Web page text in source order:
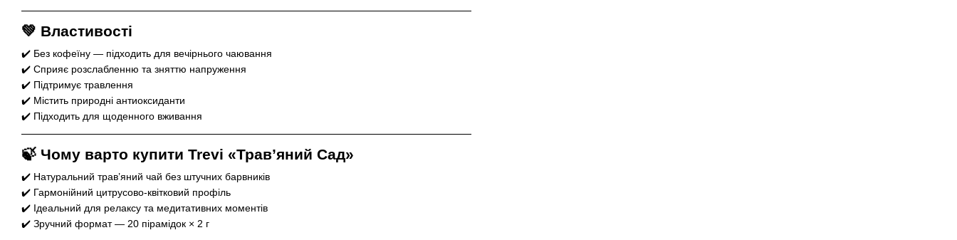
💚 Властивості
✔️ Без кофеїну — підходить для вечірнього чаювання
✔️ Сприяє розслабленню та зняттю напруження
✔️ Підтримує травлення
✔️ Містить природні антиоксиданти
✔️ Підходить для щоденного вживання
🍃 Чому варто купити Trevi «Трав’яний Сад»
✔️ Натуральний трав’яний чай без штучних барвників
✔️ Гармонійний цитрусово-квітковий профіль
✔️ Ідеальний для релаксу та медитативних моментів
✔️ Зручний формат — 20 пірамідок × 2 г